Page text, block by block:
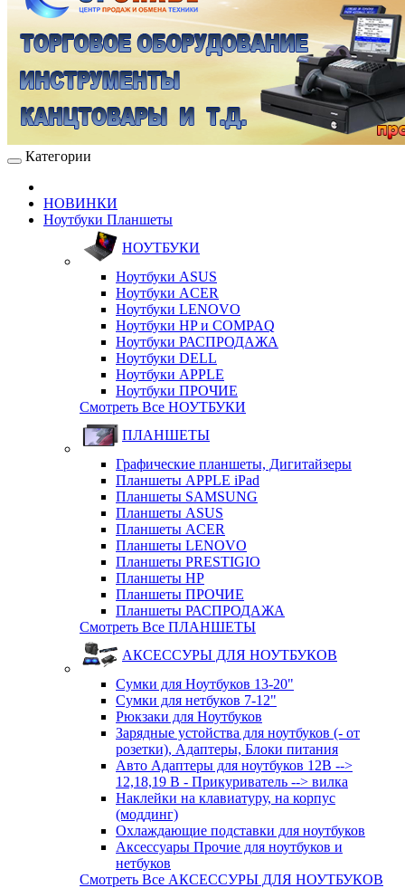
Категории
НОВИНКИ
Ноутбуки Планшеты
НОУТБУКИ
Ноутбуки ASUS
Ноутбуки ACER
Ноутбуки LENOVO
Ноутбуки HP и COMPAQ
Ноутбуки РАСПРОДАЖА
Ноутбуки DELL
Ноутбуки APPLE
Ноутбуки ПРОЧИЕ
Смотреть Все НОУТБУКИ
ПЛАНШЕТЫ
Графические планшеты, Дигитайзеры
Планшеты APPLE iPad
Планшеты SAMSUNG
Планшеты ASUS
Планшеты ACER
Планшеты LENOVO
Планшеты PRESTIGIO
Планшеты HP
Планшеты ПРОЧИЕ
Планшеты РАСПРОДАЖА
Смотреть Все ПЛАНШЕТЫ
АКСЕССУРЫ ДЛЯ НОУТБУКОВ
Сумки для Ноутбуков 13-20"
Сумки для нетбуков 7-12"
Рюкзаки для Ноутбуков
Зарядные устойства для ноутбуков (- от
розетки), Адаптеры, Блоки питания
Авто Адаптеры для ноутбуков 12В -->
12,18,19 В - Прикуриватель --> вилка
Наклейки на клавиатуру, на корпус
(моддинг)
Охлаждающие подставки для ноутбуков
Аксессуары Прочие для ноутбуков и
нетбуков
Смотреть Все АКСЕССУРЫ ДЛЯ НОУТБУКОВ